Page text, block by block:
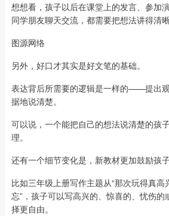
想想看，孩子以后在课堂上的发言、参加
同学朋友聊天交流，都需要把想法讲得清晰
图源网络
另外，好口才其实是好文笔的基础。
表达背后所需要的逻辑是一样的——提出
据地说清楚。
可以说，一个能把自己的想法说清楚的孩
理。
还有一个细节变化是，新教材更加鼓励孩
比如三年级上册写作主题从“那次玩得真高
忘”，孩子可以写高兴的、惊喜的、忧伤
择更自由。